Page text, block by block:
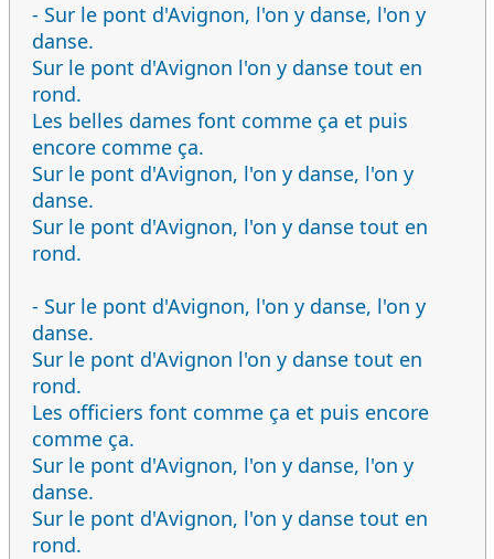
- Sur le pont d'Avignon, l'on y danse, l'on y
danse.
Sur le pont d'Avignon l'on y danse tout en
rond.
Les belles dames font comme ça et puis
encore comme ça.
Sur le pont d'Avignon, l'on y danse, l'on y
danse.
Sur le pont d'Avignon, l'on y danse tout en
rond.
- Sur le pont d'Avignon, l'on y danse, l'on y
danse.
Sur le pont d'Avignon l'on y danse tout en
rond.
Les officiers font comme ça et puis encore
comme ça.
Sur le pont d'Avignon, l'on y danse, l'on y
danse.
Sur le pont d'Avignon, l'on y danse tout en
rond.